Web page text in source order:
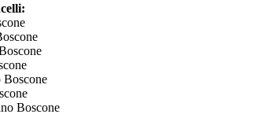
Boscone
Boscone